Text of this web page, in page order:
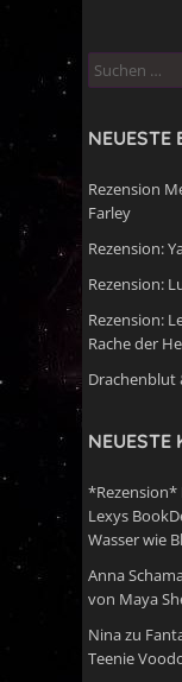
Suchen
nach:
NEUESTE
Rezension
Farley
Rezension:
Rezension:
Rezension:
Rache der
Drachenblut
NEUESTE
*Rezension*
Lexys
Wasser wie
Anna
von Maya
Ninazu
Teenie